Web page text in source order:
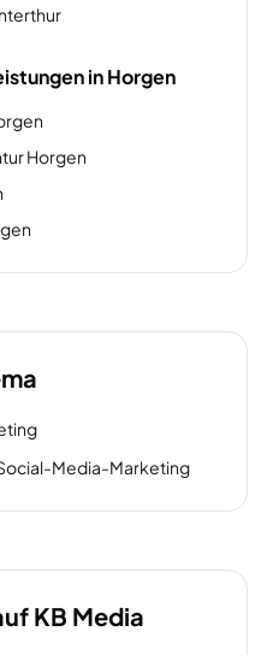
in Horgen
Horgen
Media-Marketing
KB Media